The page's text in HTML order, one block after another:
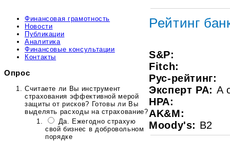
Финансовая грамотность
Новости
Публикации
Аналитика
Финансовые консультации
Контакты
Опрос
Считаете ли Вы инструмент
страхования эффективной мерой
защиты от рисков? Готовы ли Вы
выделять расходы на страхование?
Да. Ежегодно страхую
свой бизнес в добровольном
порядке
Рейтинг
S&P:
Fitch:
Рус-рейтинг:
Эксперт РА: A
HPA:
AK&M:
Moody's: В2